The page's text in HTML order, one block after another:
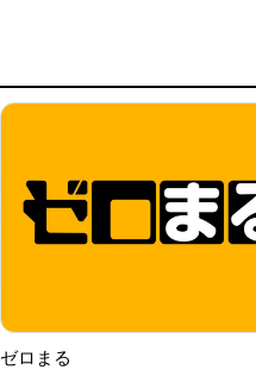
ゼロまる